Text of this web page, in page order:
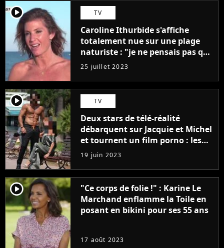
player2 TV
Caroline Ithurbide s'affiche
totalement nue sur une plage
naturiste : "je ne pensais pas que
j'arriverais à le faire..."
25 juillet 2023
player2 TV
Deux stars de télé-réalité
débarquent sur Jacquie et Michel
et tournent un film porno : les
premières images du tournage
(exclu)
19 juin 2023
player2
"Ce corps de folie !" : Karine Le
Marchand enflamme la Toile en
posant en bikini pour ses 55 ans
17 août 2023